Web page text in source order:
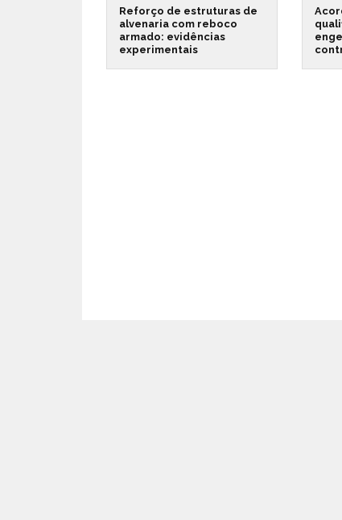
Reforço de estruturas de
alvenaria com reboco
armado: evidências
experimentais